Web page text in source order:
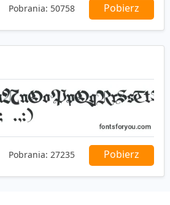
Pobrania: 50758 Pobierz
Pobrania: 27235 Pobierz